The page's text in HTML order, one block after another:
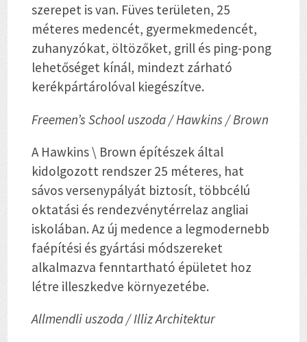
szerepet is van. Füves területen, 25
méteres medencét, gyermekmedencét,
zuhanyzókat, öltözőket, grill és ping-pong
lehetőséget kínál, mindezt zárható
kerékpártárolóval kiegészítve.
Freemen’s School uszoda / Hawkins / Brown
A Hawkins \ Brown építészek által
kidolgozott rendszer 25 méteres, hat
sávos versenypályát biztosít, többcélú
oktatási és rendezvénytérrelaz angliai
iskolában. Az új medence a legmodernebb
faépítési és gyártási módszereket
alkalmazva fenntartható épületet hoz
létre illeszkedve környezetébe.
Allmendli uszoda / Illiz Architektur